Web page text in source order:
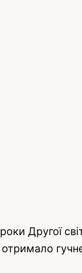
Другої